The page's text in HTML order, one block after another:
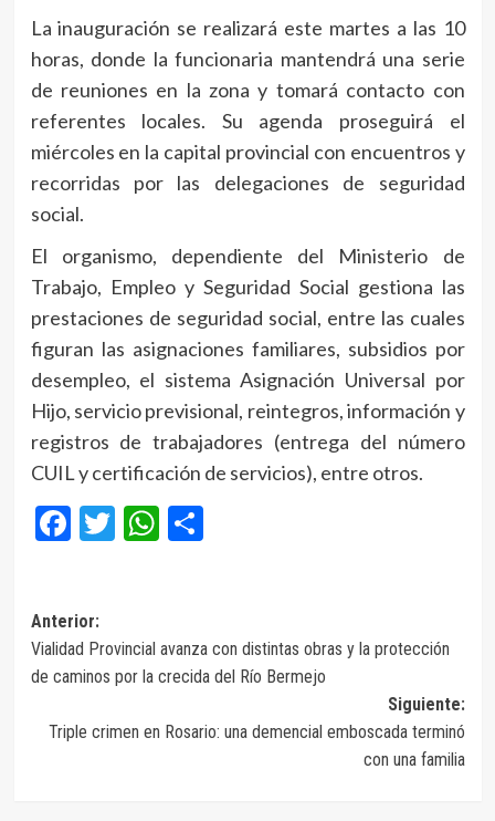
La inauguración se realizará este martes a las 10
horas, donde la funcionaria mantendrá una serie
de reuniones en la zona y tomará contacto con
referentes locales. Su agenda proseguirá el
miércoles en la capital provincial con encuentros y
recorridas por las delegaciones de seguridad
social.
El organismo, dependiente del Ministerio de
Trabajo, Empleo y Seguridad Social gestiona las
prestaciones de seguridad social, entre las cuales
figuran las asignaciones familiares, subsidios por
desempleo, el sistema Asignación Universal por
Hijo, servicio previsional, reintegros, información y
registros de trabajadores (entrega del número
CUIL y certificación de servicios), entre otros.
Facebook
Twitter
WhatsApp
Compartir
Navegación
de
entradas
Anterior:
Vialidad Provincial avanza con distintas obras y la protección
de caminos por la crecida del Río Bermejo
Siguiente:
Triple crimen en Rosario: una demencial emboscada terminó
con una familia